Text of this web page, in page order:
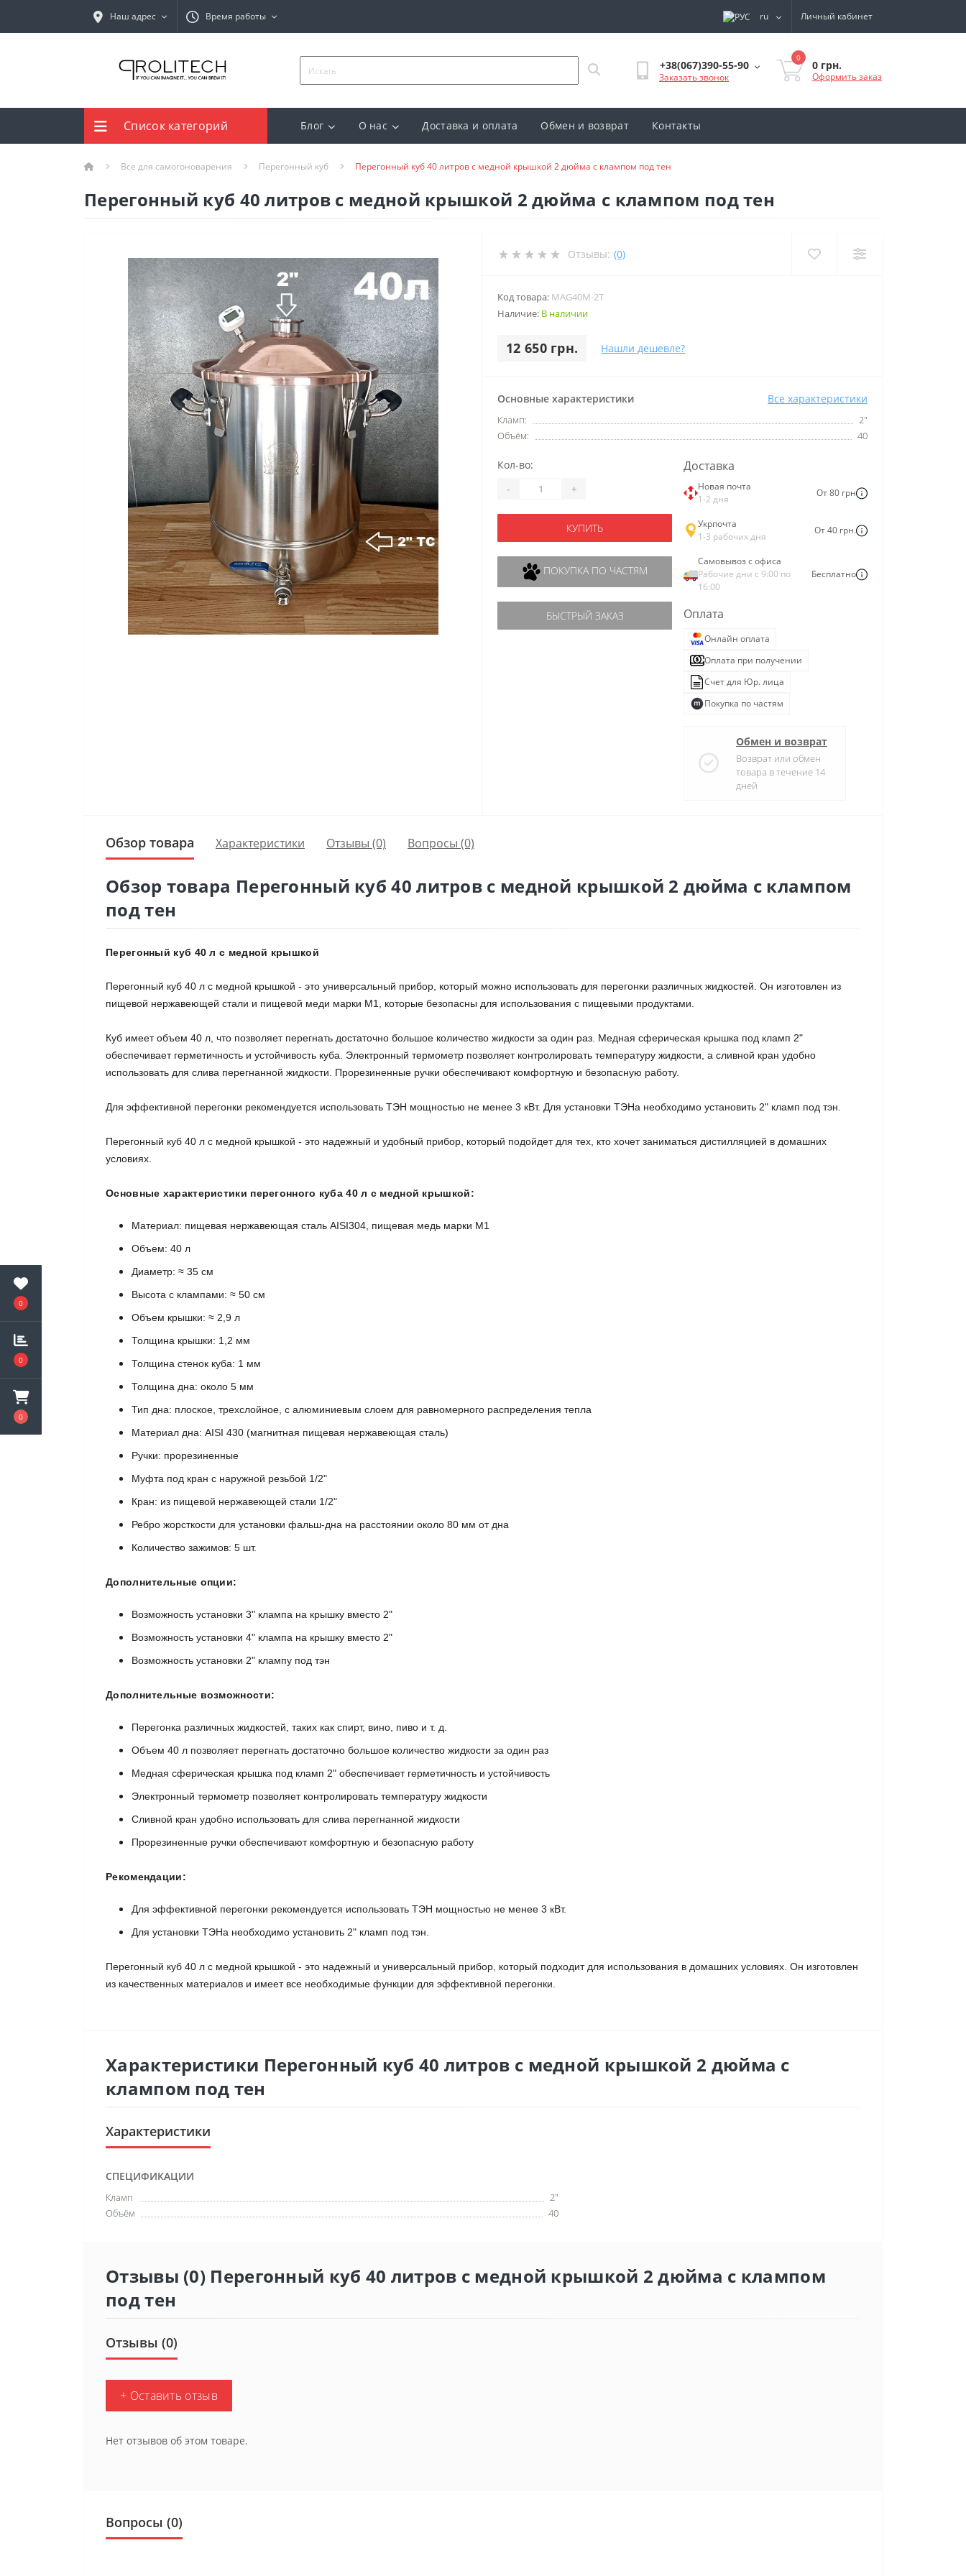
0
0
0
Наш адрес Время работы ru Личный кабинет
+38(067)390-55-90
Заказать звонок
0
0 грн.
Оформить заказ
Список категорий Блог О нас Доставка и оплата Обмен и возврат Контакты
Все для самогоноварения Перегонный куб Перегонный куб 40 литров с медной крышкой 2 дюйма с клампом под тен
Перегонный куб 40 литров с медной крышкой 2 дюйма с клампом под тен
Отзывы: (0)
Код товара: MAG40M-2Т
Наличие: В наличии
12 650 грн. Нашли дешевле?
Основные характеристики Все характеристики
Кламп:
2"
Объём:
40
Кол-во:
- +
КУПИТЬ
ПОКУПКА ПО ЧАСТЯМ
БЫСТРЫЙ ЗАКАЗ
Доставка
Новая почта
1-2 дня
От 80 грн
Укрпочта
1-3 рабочих дня
От 40 грн.
Самовывоз с офиса
Рабочие дни с 9:00 по
16:00
Бесплатно
Оплата
Онлайн оплата
Оплата при получении
Счет для Юр. лица
Покупка по частям
Обмен и возврат
Возврат или обмен
товара в течение 14
дней
Обзор товара Характеристики Отзывы (0) Вопросы (0)
Обзор товара Перегонный куб 40 литров с медной крышкой 2 дюйма с клампом
под тен
Перегонный куб 40 л с медной крышкой
Перегонный куб 40 л с медной крышкой - это универсальный прибор, который можно использовать для перегонки различных жидкостей. Он изготовлен из
пищевой нержавеющей стали и пищевой меди марки М1, которые безопасны для использования с пищевыми продуктами.
Куб имеет объем 40 л, что позволяет перегнать достаточно большое количество жидкости за один раз. Медная сферическая крышка под кламп 2"
обеспечивает герметичность и устойчивость куба. Электронный термометр позволяет контролировать температуру жидкости, а сливной кран удобно
использовать для слива перегнанной жидкости. Прорезиненные ручки обеспечивают комфортную и безопасную работу.
Для эффективной перегонки рекомендуется использовать ТЭН мощностью не менее 3 кВт. Для установки ТЭНа необходимо установить 2" кламп под тэн.
Перегонный куб 40 л с медной крышкой - это надежный и удобный прибор, который подойдет для тех, кто хочет заниматься дистилляцией в домашних
условиях.
Основные характеристики перегонного куба 40 л с медной крышкой:
Материал: пищевая нержавеющая сталь AISI304, пищевая медь марки М1
Объем: 40 л
Диаметр: ≈ 35 см
Высота с клампами: ≈ 50 см
Объем крышки: ≈ 2,9 л
Толщина крышки: 1,2 мм
Толщина стенок куба: 1 мм
Толщина дна: около 5 мм
Тип дна: плоское, трехслойное, с алюминиевым слоем для равномерного распределения тепла
Материал дна: AISI 430 (магнитная пищевая нержавеющая сталь)
Ручки: прорезиненные
Муфта под кран с наружной резьбой 1/2"
Кран: из пищевой нержавеющей стали 1/2"
Ребро жорсткости для установки фальш-дна на расстоянии около 80 мм от дна
Количество зажимов: 5 шт.
Дополнительные опции:
Возможность установки 3" клампа на крышку вместо 2"
Возможность установки 4" клампа на крышку вместо 2"
Возможность установки 2" клампу под тэн
Дополнительные возможности:
Перегонка различных жидкостей, таких как спирт, вино, пиво и т. д.
Объем 40 л позволяет перегнать достаточно большое количество жидкости за один раз
Медная сферическая крышка под кламп 2" обеспечивает герметичность и устойчивость
Электронный термометр позволяет контролировать температуру жидкости
Сливной кран удобно использовать для слива перегнанной жидкости
Прорезиненные ручки обеспечивают комфортную и безопасную работу
Рекомендации:
Для эффективной перегонки рекомендуется использовать ТЭН мощностью не менее 3 кВт.
Для установки ТЭНа необходимо установить 2" кламп под тэн.
Перегонный куб 40 л с медной крышкой - это надежный и универсальный прибор, который подходит для использования в домашних условиях. Он изготовлен
из качественных материалов и имеет все необходимые функции для эффективной перегонки.
Характеристики Перегонный куб 40 литров с медной крышкой 2 дюйма с
клампом под тен
Характеристики
СПЕЦИФИКАЦИИ
Кламп
2"
Объём
40
Отзывы (0) Перегонный куб 40 литров с медной крышкой 2 дюйма с клампом
под тен
Отзывы (0)
+ Оставить отзыв
Нет отзывов об этом товаре.
Вопросы (0)